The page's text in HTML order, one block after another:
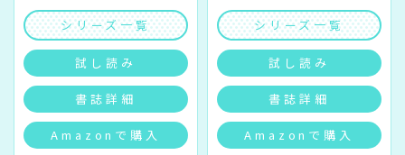
シリーズ一覧
試し読み
書誌詳細
Amazonで購入
シリーズ一覧
試し読み
書誌詳細
Amazonで購入